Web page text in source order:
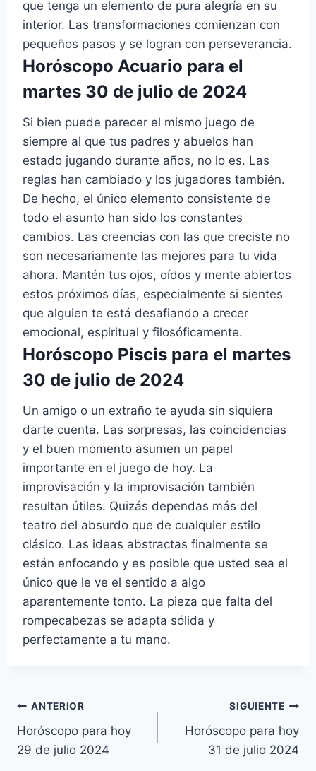
que tenga un elemento de pura alegría en su
interior. Las transformaciones comienzan con
pequeños pasos y se logran con perseverancia.
Horóscopo Acuario para el
martes 30 de julio de 2024
Si bien puede parecer el mismo juego de
siempre al que tus padres y abuelos han
estado jugando durante años, no lo es. Las
reglas han cambiado y los jugadores también.
De hecho, el único elemento consistente de
todo el asunto han sido los constantes
cambios. Las creencias con las que creciste no
son necesariamente las mejores para tu vida
ahora. Mantén tus ojos, oídos y mente abiertos
estos próximos días, especialmente si sientes
que alguien te está desafiando a crecer
emocional, espiritual y filosóficamente.
Horóscopo Piscis para el martes
30 de julio de 2024
Un amigo o un extraño te ayuda sin siquiera
darte cuenta. Las sorpresas, las coincidencias
y el buen momento asumen un papel
importante en el juego de hoy. La
improvisación y la improvisación también
resultan útiles. Quizás dependas más del
teatro del absurdo que de cualquier estilo
clásico. Las ideas abstractas finalmente se
están enfocando y es posible que usted sea el
único que le ve el sentido a algo
aparentemente tonto. La pieza que falta del
rompecabezas se adapta sólida y
perfectamente a tu mano.
Navegación
de
ANTERIOR
Horóscopo para hoy
29 de julio 2024
SIGUIENTE
Horóscopo para hoy
31 de julio 2024